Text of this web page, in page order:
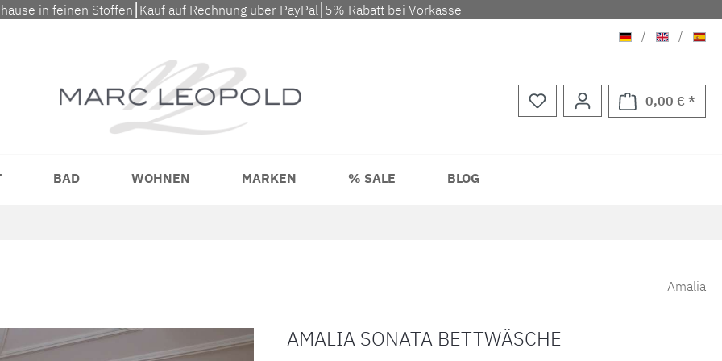
in feinen Stoffen⎮Kauf auf Rechnung über PayPal⎮5% Rabatt bei Vorkasse
Deutsch
/ Englisch
/
0,00 € *
BAD WOHNEN MARKEN % SALE BLOG
Amalia
AMALIA SONATA BETTWÄSCHE